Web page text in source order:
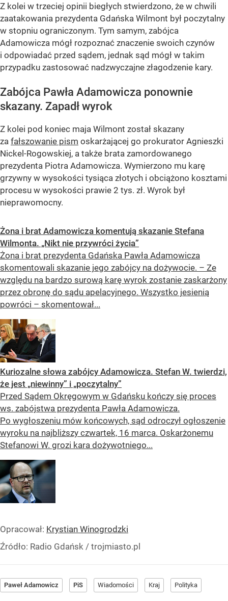
Z kolei w trzeciej opinii biegłych stwierdzono, że w chwili
zaatakowania prezydenta Gdańska Wilmont był poczytalny
w stopniu ograniczonym. Tym samym, zabójca
Adamowicza mógł rozpoznać znaczenie swoich czynów
i odpowiadać przed sądem, jednak sąd mógł w takim
przypadku zastosować nadzwyczajne złagodzenie kary.
Zabójca Pawła Adamowicza ponownie
skazany. Zapadł wyrok
Z kolei pod koniec maja Wilmont został skazany
za fałszowanie pism oskarżającej go prokurator Agnieszki
Nickel-Rogowskiej, a także brata zamordowanego
prezydenta Piotra Adamowicza. Wymierzono mu karę
grzywny w wysokości tysiąca złotych i obciążono kosztami
procesu w wysokości prawie 2 tys. zł. Wyrok był
nieprawomocny.
Żona i brat Adamowicza komentują skazanie Stefana
Wilmonta. „Nikt nie przywróci życia”
Żona i brat prezydenta Gdańska Pawła Adamowicza
skomentowali skazanie jego zabójcy na dożywocie. – Ze
względu na bardzo surową karę wyrok zostanie zaskarżony
przez obronę do sądu apelacyjnego. Wszystko jesienią
powróci – skomentował...
Kuriozalne słowa zabójcy Adamowicza. Stefan W. twierdzi,
że jest „niewinny” i „poczytalny”
Przed Sądem Okręgowym w Gdańsku kończy się proces
ws. zabójstwa prezydenta Pawła Adamowicza.
Po wygłoszeniu mów końcowych, sąd odroczył ogłoszenie
wyroku na najbliższy czwartek, 16 marca. Oskarżonemu
Stefanowi W. grozi kara dożywotniego...
Opracował: Krystian Winogrodzki
Źródło: Radio Gdańsk / trojmiasto.pl
Paweł Adamowicz PiS Wiadomości Kraj Polityka